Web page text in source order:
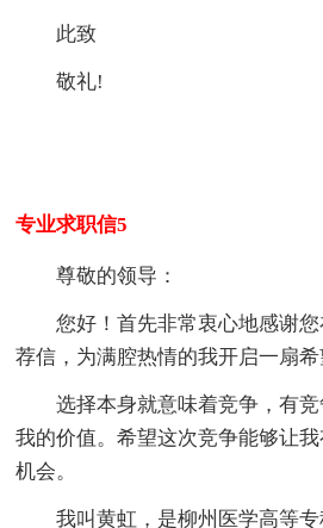
此致
敬礼!
专业求职信5
尊敬的领导：
您好！首先非常衷心地感谢
荐信，为满腔热情的我开启一扇希
选择本身就意味着竞争，有
我的价值。希望这次竞争能够让
机会。
我叫黄虹，是柳州医学高等